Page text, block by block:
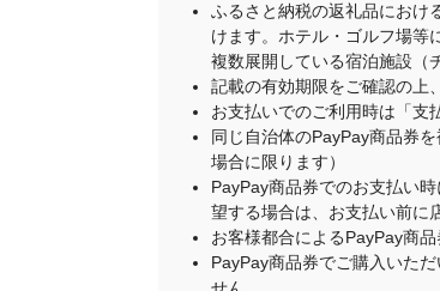
ふるさと納税の返礼品におけ
けます。ホテル・ゴルフ場等
複数展開している宿泊施設（
記載の有効期限をご確認の上
お支払いでのご利用時は「支
同じ自治体のPayPay商品券
場合に限ります）
PayPay商品券でのお支払い
望する場合は、お支払い前に
お客様都合によるPayPay商
PayPay商品券でご購入いた